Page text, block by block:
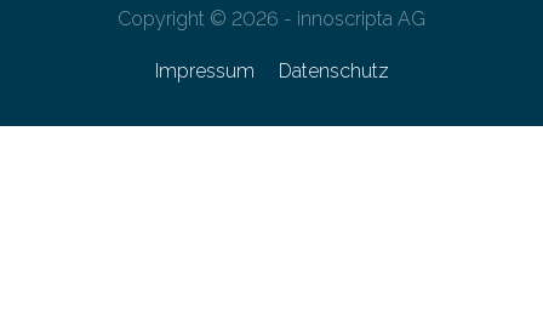
Copyright © 2026 - innoscripta AG
Impressum Datenschutz